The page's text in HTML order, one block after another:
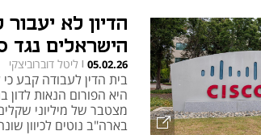
הדיון לא
הישראלים נגד
05.02.26
| ליטל דוברוביצקי
בית הדין לעבודה קבע
היא הפורום הנאות
מצטבר של מיליוני
בארה"ב נוטים לכיוון